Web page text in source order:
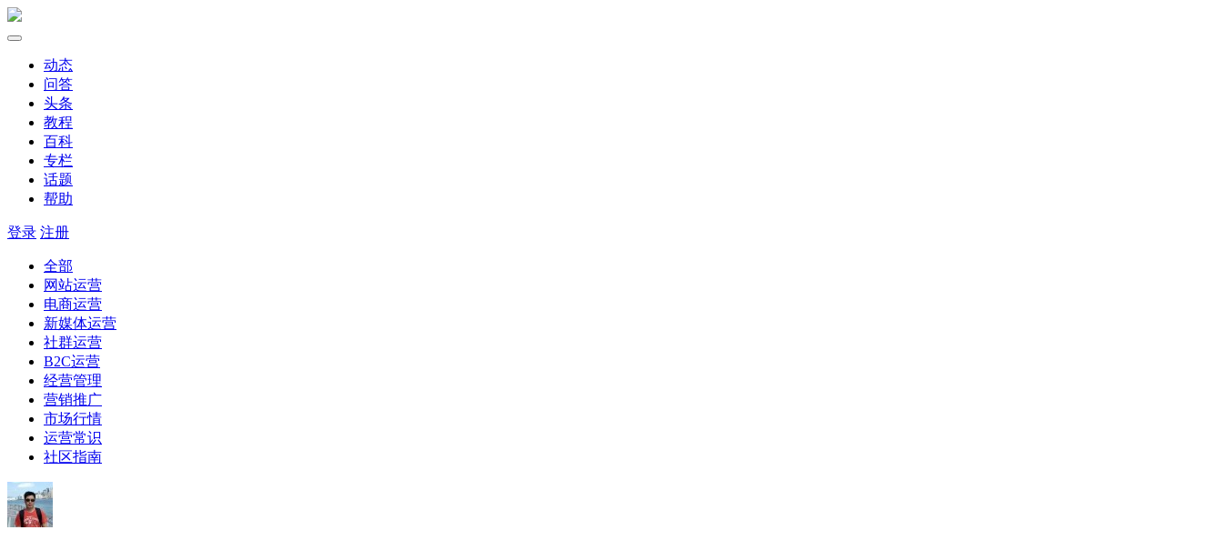
动态
问答
头条
教程
百科
专栏
话题
帮助
登录 注册
全部
网站运营
电商运营
新媒体运营
社群运营
B2C运营
经营管理
营销推广
市场行情
运营常识
社区指南